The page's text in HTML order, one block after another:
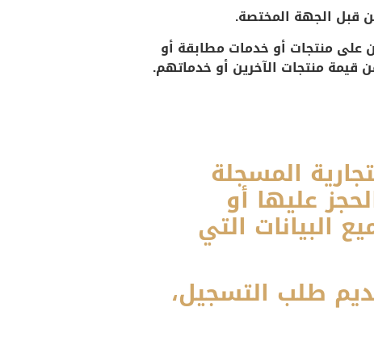
قبل الجهة المختصة.
على منتجات أو خدمات مطابقة أو
قيمة منتجات الآخرين أو خدماتهم.
المسجلة
عليها أو
البيانات التي
طلب التسجيل،